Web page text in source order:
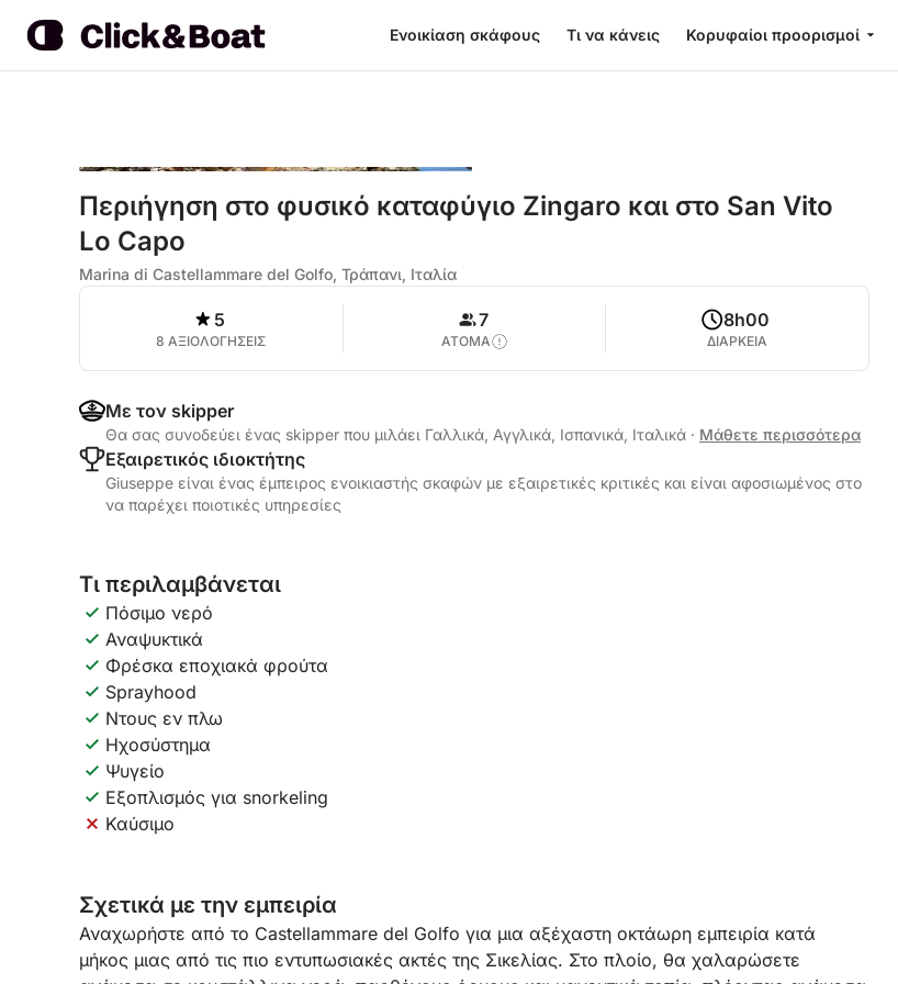
Ενοικίαση σκάφους Τι να κάνεις Κορυφαίοι προορισμοί
Περιήγηση στο φυσικό καταφύγιο Zingaro και στο San Vito
Lo Capo
Marina di Castellammare del Golfo, Τράπανι, Ιταλία
5
8 ΑΞΙΟΛΟΓΗΣΕΙΣ
7
ΑΤΟΜΑ
8h00
ΔΙΑΡΚΕΙΑ
Με τον skipper
Θα σας συνοδεύει ένας skipper που μιλάει Γαλλικά, Αγγλικά, Ισπανικά, Ιταλικά · Μάθετε περισσότερα
Εξαιρετικός ιδιοκτήτης
Giuseppe είναι ένας έμπειρος ενοικιαστής σκαφών με εξαιρετικές κριτικές και είναι αφοσιωμένος στο
να παρέχει ποιοτικές υπηρεσίες
Τι περιλαμβάνεται
Πόσιμο νερό
Αναψυκτικά
Φρέσκα εποχιακά φρούτα
Sprayhood
Ντους εν πλω
Ηχοσύστημα
Ψυγείο
Εξοπλισμός για snorkeling
Καύσιμο
Σχετικά με την εμπειρία
Αναχωρήστε από το Castellammare del Golfo για μια αξέχαστη οκτάωρη εμπειρία κατά
μήκος μιας από τις πιο εντυπωσιακές ακτές της Σικελίας. Στο πλοίο, θα χαλαρώσετε